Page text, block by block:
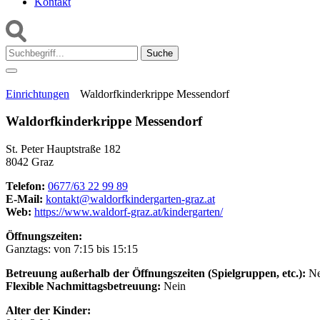
Suche:
Einrichtungen Waldorfkinderkrippe Messendorf
Waldorfkinderkrippe Messendorf
St. Peter Hauptstraße 182
8042 Graz
Telefon: 0677/63 22 99 89
E-Mail: kontakt@waldorfkindergarten-graz.at
Web: https://www.waldorf-graz.at/kindergarten/
Öffnungszeiten:
Ganztags: von 7:15 bis 15:15
Betreuung außerhalb der Öffnungszeiten (Spielgruppen, etc.):
Flexible Nachmittagsbetreuung: Nein
Alter der Kinder: